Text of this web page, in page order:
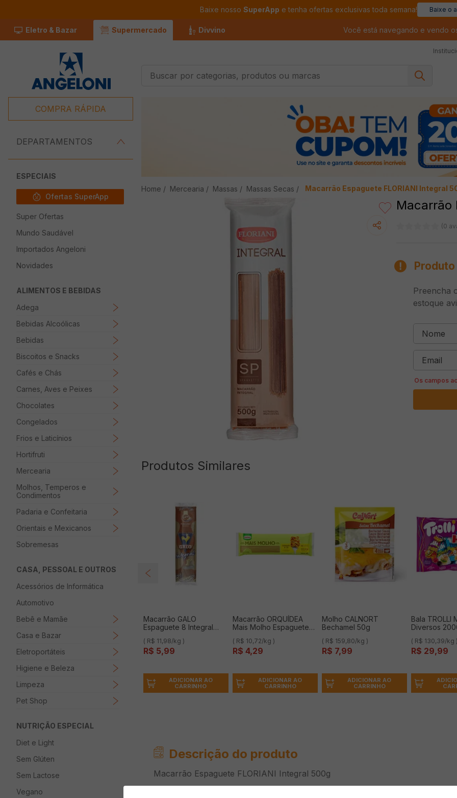
Baixe nosso SuperApp e tenha ofertas exclusivas toda semana! Baixe o
Eletro & Bazar Supermercado Divvino Você está navegando e vendo
5º Queijo
COMPRA RÁPIDA
DEPARTAMENTOS
ESPECIAIS
Ofertas SuperApp
Super Ofertas
Mundo Saudável
Importados Angeloni
Novidades
ALIMENTOS E BEBIDAS
Adega
Bebidas Alcoólicas
Bebidas
Biscoitos e Snacks
Cafés e Chás
Carnes, Aves e Peixes
Chocolates
Congelados
Frios e Laticínios
Hortifruti
Mercearia
Molhos, Temperos e
Condimentos
Padaria e Confeitaria
Orientais e Mexicanos
Sobremesas
CASA, PESSOAL E OUTROS
Acessórios de Informática
Automotivo
Bebê e Mamãe
Casa e Bazar
Eletroportáteis
Higiene e Beleza
Limpeza
Pet Shop
NUTRIÇÃO ESPECIAL
Diet e Light
Sem Glúten
Sem Lactose
Vegano
Mercearia Massas Massas Secas Macarrão Espaguete FLORIANI Integral
Macarrão
(0
Preencha
estoque
Produtos Similares
Macarrão GALO
Espaguete 8 Integral
( R$ 11,98/kg )
R$ 5,99
ADICIONAR AO
CARRINHO
Macarrão ORQUÍDEA
Mais Molho Espaguete
Galinhas Livres de
Gaiolas 400g
( R$ 10,72/kg )
R$ 4,29
ADICIONAR AO
CARRINHO
Molho CALNORT
Bechamel 50g
( R$ 159,80/kg )
R$ 7,99
ADICIONAR AO
CARRINHO
Bala TROLLI
Diversos
( R$ 130,39/kg )
R$ 29,99
Descrição do produto
Macarrão Espaguete FLORIANI Integral 500g